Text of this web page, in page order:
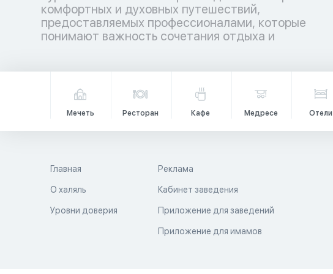
комфортных и духовных путешествий,
предоставляемых профессионалами, которые
понимают важность сочетания отдыха и
гармонией. Аллах повелел путешествовать по
земле не только телом, но и душой, дабы люди
Мечеть Ресторан Кафе Медресе Отели
Главная
О халяль
Уровни доверия
Реклама
Кабинет заведения
Приложение для заведений
Приложение для имамов